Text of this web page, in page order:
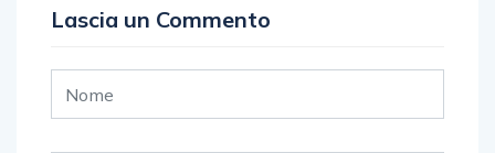
Lascia un Commento